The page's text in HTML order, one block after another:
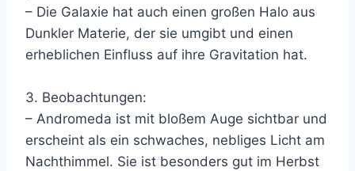
– Die Galaxie hat auch einen großen Halo aus
Dunkler Materie, der sie umgibt und einen
erheblichen Einfluss auf ihre Gravitation hat.
3. Beobachtungen:
– Andromeda ist mit bloßem Auge sichtbar und
erscheint als ein schwaches, nebliges Licht am
Nachthimmel. Sie ist besonders gut im Herbst